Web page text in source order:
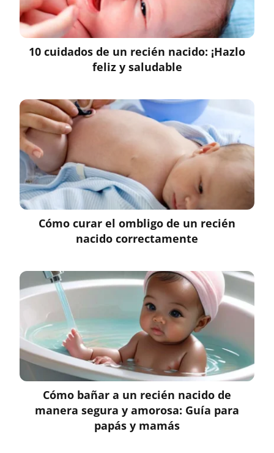
10 cuidados de un recién nacido: ¡Hazlo
feliz y saludable
Cómo curar el ombligo de un recién
nacido correctamente
Cómo bañar a un recién nacido de
manera segura y amorosa: Guía para
papás y mamás